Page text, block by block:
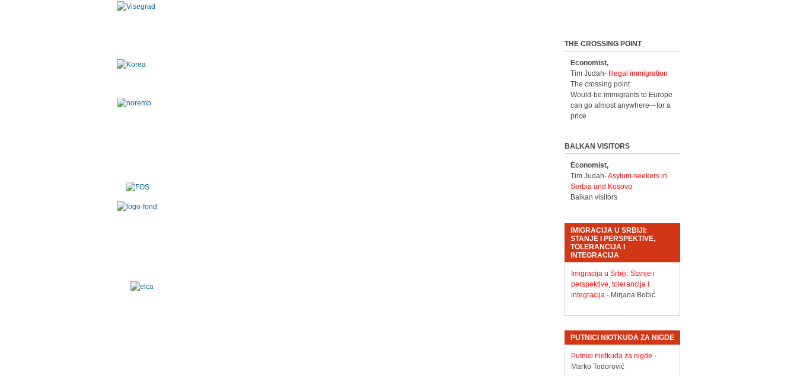
THE CROSSING POINT
Economist,
Tim Judah-
Illegal immigration
The crossing point
Would-be immigrants to Europe
can go almost anywhere—for a
price
BALKAN VISITORS
Economist,
Tim Judah-Asylum-seekers in
Serbia and Kosovo
Balkan visitors
IMIGRACIJA U SRBIJI:
STANJE I PERSPEKTIVE,
TOLERANCIJA I
INTEGRACIJA
Imigracija u Srbiji: Stanje i
perspektive, tolerancija i
integracija- Mirjana Bobić
PUTNICI NIOTKUDA ZA NIGDE
Putnici niotkuda za nigde -
Marko Todorović